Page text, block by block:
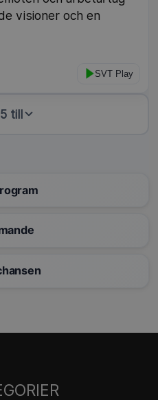
visioner och en
SVT Play
till